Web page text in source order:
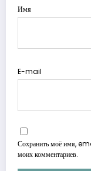
Имя
E-mail
Сохранить моё имя,
моих комментариев.